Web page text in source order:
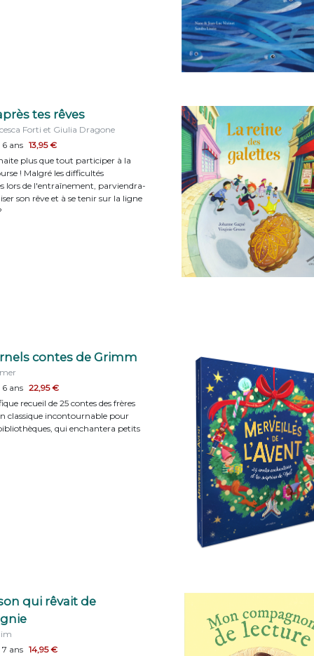
tes rêves
Forti et Giulia Dragone
ans 13,95 €
plus que tout participer à la
! Malgré les difficultés
lors de l'entraînement, parviendra-
son rêve et à se tenir sur la ligne
contes de Grimm
ans 22,95 €
recueil de 25 contes des frères
classique incontournable pour
qui enchantera petits
qui rêvait de
ans 14,95 €